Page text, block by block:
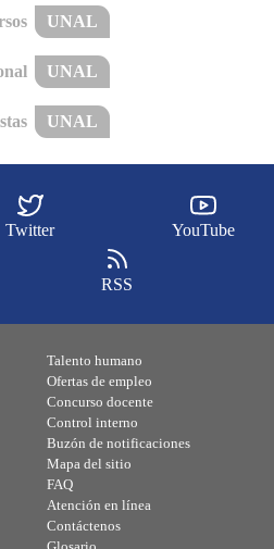
UNAL
UNAL
UNAL
Twitter YouTube
RSS
Talento humano
Ofertas de empleo
Concurso docente
Control interno
Buzón de notificaciones
Mapa del sitio
FAQ
Atención en línea
Contáctenos